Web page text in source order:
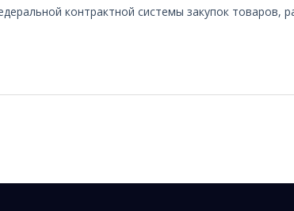
контрактной системы закупок товаров,